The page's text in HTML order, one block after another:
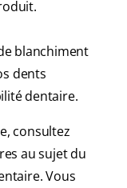
blanchiment
dents
dentaire.
consultez
au sujet du
Vous